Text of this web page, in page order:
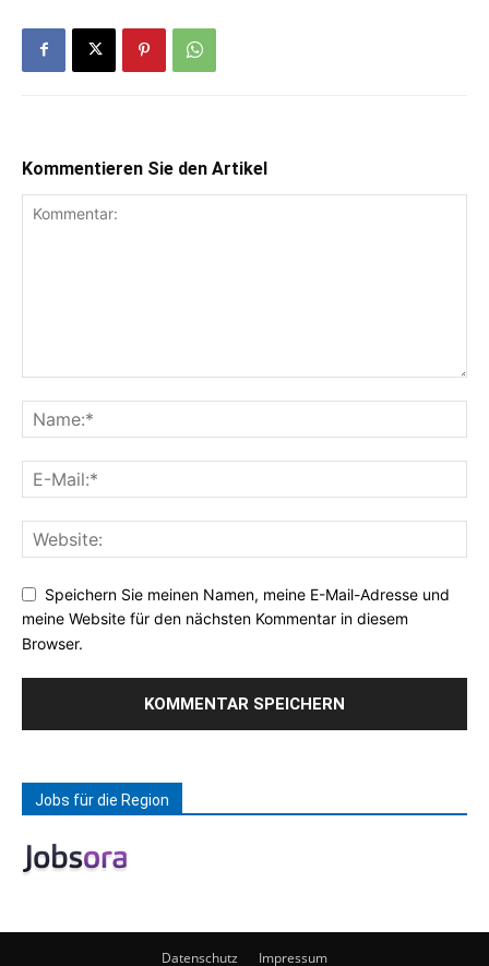
Kommentieren Sie den Artikel
Speichern Sie meinen Namen, meine E-Mail-Adresse und
meine Website für den nächsten Kommentar in diesem
Browser.
Jobs für die Region
Datenschutz Impressum